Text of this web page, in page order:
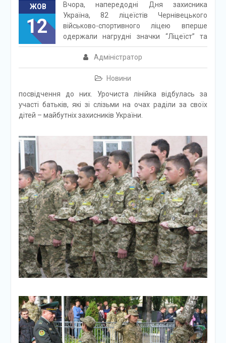
ЖОВ
12
Адміністратор
Новини
Вчора, напередодні Дня захисника
Україна, 82 ліцеїстів Чернівецького
військово-спортивного ліцею вперше
одержали нагрудні значки “Ліцеїст” та
посвідчення до них. Урочиста лінійка відбулась за
участі батьків, які зі слізьми на очах раділи за своїх
дітей – майбутніх захисників України.